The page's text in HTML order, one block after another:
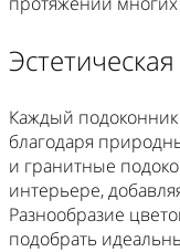
Каждый подоконник
благодаря
и гранитные
интерьере,
Разнообразие
подобрать